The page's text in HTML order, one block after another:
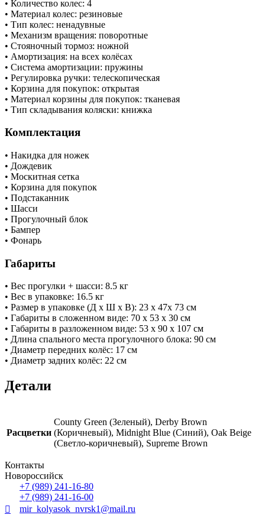
​• Количество колес: 4
• Материал колес: резиновые
• Тип колес: ненадувные
• Механизм вращения: поворотные
• Стояночный тормоз: ножной
• Амортизация: на всех колёсах
• Система амортизации: пружины
• Регулировка ручки: телескопическая
• Корзина для покупок: открытая
• Материал корзины для покупок: тканевая
• Тип складывания коляски: книжка
Комплектация
• Накидка для ножек
• Дождевик
• Москитная сетка
• Корзина для покупок
• Подстаканник
• Шасси
• Прогулочный блок
• Бампер
• Фонарь
Габариты
• Вес прогулки + шасси: 8.5 кг
• Вес в упаковке: 16.5 кг
• Размер в упаковке (Д х Ш х В): 23 х 47х 73 см
• Габариты в сложенном виде: 70 х 53 х 30 см
• Габариты в разложенном виде: 53 х 90 х 107 см
• Длина спального места прогулочного блока: 90 см
• Диаметр передних колёс: 17 см
• Диаметр задних колёс: 22 см
Детали
Расцветки
County Green (Зеленый), Derby Brown
(Коричневый), Midnight Blue (Синий), Oak Beige
(Светло-коричневый), Supreme Brown
Контакты
Новороссийск
+7 (989) 241-16-80
+7 (989) 241-16-00
mir_kolyasok_nvrsk1@mail.ru